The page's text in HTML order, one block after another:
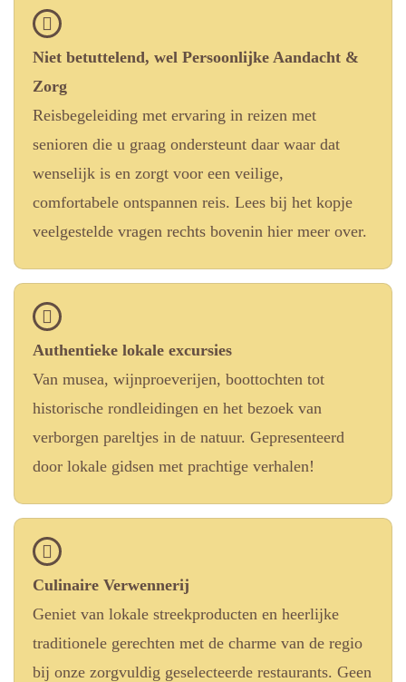
Niet betuttelend, wel Persoonlijke Aandacht &
Zorg
Reisbegeleiding met ervaring in reizen met
senioren die u graag ondersteunt daar waar dat
wenselijk is en zorgt voor een veilige,
comfortabele ontspannen reis. Lees bij het kopje
veelgestelde vragen rechts bovenin hier meer over.
Authentieke lokale excursies
Van musea, wijnproeverijen, boottochten tot
historische rondleidingen en het bezoek van
verborgen pareltjes in de natuur. Gepresenteerd
door lokale gidsen met prachtige verhalen!
Culinaire Verwennerij
Geniet van lokale streekproducten en heerlijke
traditionele gerechten met de charme van de regio
bij onze zorgvuldig geselecteerde restaurants. Geen